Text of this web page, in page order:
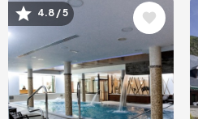
Image
4.8 / 5